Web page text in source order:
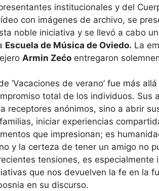
institucionales y del
con imágenes de archivo, se
noble iniciativa y se llevó a cabo
Escuela de Música de Oviedo. La
Armin Zećo entregaron
‘Vacaciones de verano’ fue más
total de los individuos. Sus
receptores anónimos, sino a abrir
iniciar experiencias
que impresionan; es
y la certeza de tener un amigo no
tensiones, es especialmente
que nos devuelven la fe en la
en su discurso.